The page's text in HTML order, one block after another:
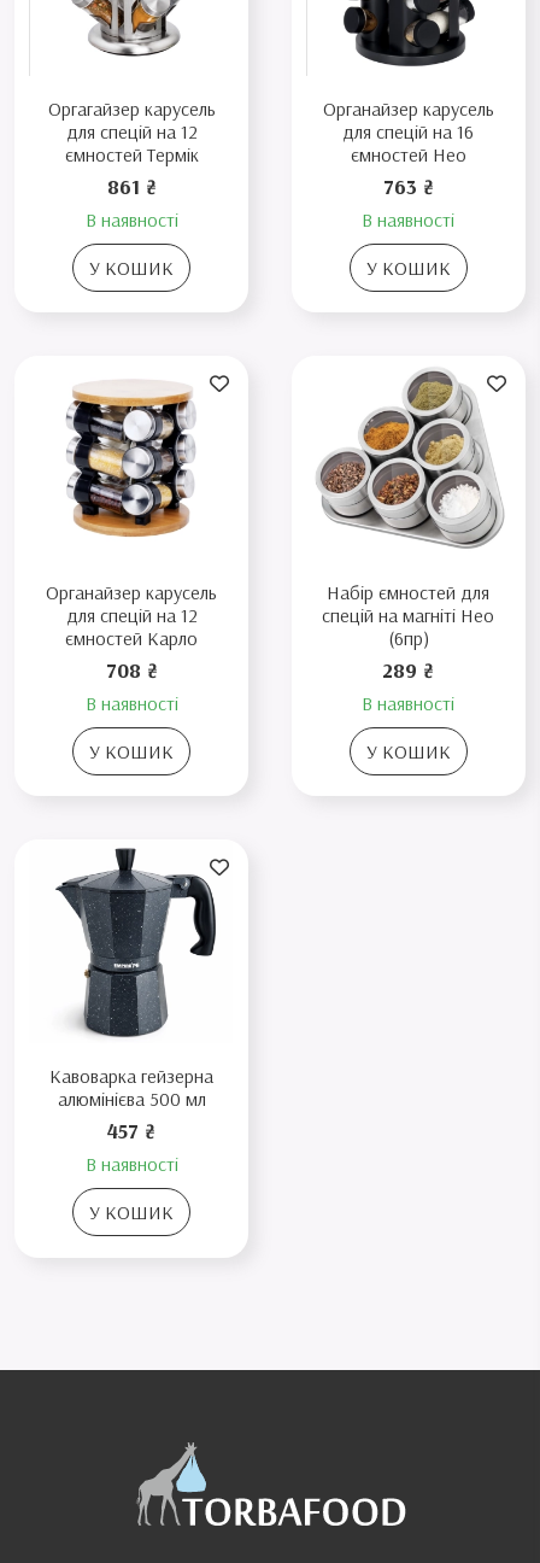
Оргагайзер карусель
для спецій на 12
ємностей Термік
861 ₴
В наявності
У КОШИК
Органайзер карусель
для спецій на 16
ємностей Нео
763 ₴
В наявності
У КОШИК
Органайзер карусель
для спецій на 12
ємностей Карло
708 ₴
В наявності
У КОШИК
Набір ємностей для
спецій на магніті Нео
(6пр)
289 ₴
В наявності
У КОШИК
Кавоварка гейзерна
алюмінієва 500 мл
457 ₴
В наявності
У КОШИК